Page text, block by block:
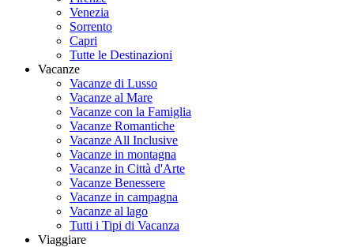
Venezia
Sorrento
Capri
Tutte le Destinazioni
Vacanze
Vacanze di Lusso
Vacanze al Mare
Vacanze con la Famiglia
Vacanze Romantiche
Vacanze All Inclusive
Vacanze in montagna
Vacanze in Città d'Arte
Vacanze Benessere
Vacanze in campagna
Vacanze al lago
Tutti i Tipi di Vacanza
Viaggiare